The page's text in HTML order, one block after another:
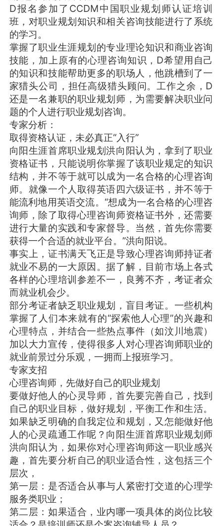
D报名参加了CCDM中国职业规划师认证培训
班，对职业规划知识和相关咨询技能进行了系统
的学习。
掌握了职业生涯规划的专业理论知识和商业咨询
技能，加上原有的心理咨询知识，D希望用自己
的知识和技能帮助更多的职场人，他跳槽到了一
家猎头公司，担任高级猎头顾问。工作之余，D
还是一名兼职的职业规划师，为需要解决职业问
题的个人进行职业规划咨询。
专家分析：
取得资格认证，未必真正“入行”
向阳生涯首席职业规划洪向阳认为，拿到了职业
资格证书，只能说明你掌握了该职业规定的知识
结构，并不等于就可以成为一名合格的心理咨询
师。就像一个人取得英语四六级证书，并不等于
能流利地用英语交流。“想成为一名合格的心理咨
询师，除了取得心理咨询师资格证书外，还需要
进行大量的实践和专家督导。当然，首先你需要
获得一个合适的就业平台。”洪向阳说。
事实上，证书满天飞正是导致心理咨询师持证者
就业不易的一大原因。据了解，目前市场上各式
各样的心理培训参差不一，良莠不齐，考证者众
而就业机会少。
部分考证者缺乏职业规划，盲目考证。一些机构
掌握了人们本来就有的“探索他人心理”的兴趣和
心理特点，并结合一些热点事件（如汶川地震）
加以大力宣传，使得很多人对心理咨询师职业的
就业前景过分乐观，一拥而上报班学习。
专家支招
心理咨询师，先做好自己的职业规划
要做好他人的心灵导师，首先要完善自己，找到
自己的职业目标，做好规划，平衡工作和生活。
如果缺乏明确的自我定位和规划，又怎能做好他
人的心灵疏通工作呢？向阳生涯首席职业规划师
洪向阳认为，如果你对心理咨询师这一职业感兴
趣，首先要分析自己的职业适合性，这包括三个
层次，
第一层：是否适合从事与人紧密打交道的心理学
服务类职业；
第二层：如果适合，业内哪一项具体的岗位比较